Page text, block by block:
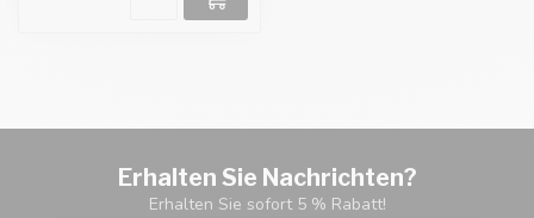
Erhalten Sie Nachrichten?
Erhalten Sie sofort 5 % Rabatt!